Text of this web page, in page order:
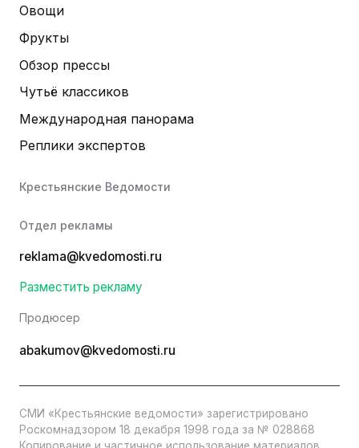
Овощи
Фрукты
Обзор прессы
Чутьё классиков
Международная панорама
Реплики экспертов
Крестьянские Ведомости
Отдел рекламы
reklama@kvedomosti.ru
Разместить рекламу
Продюсер
abakumov@kvedomosti.ru
СМИ «Крестьянские ведомости» зарегистрировано
Роскомнадзором 18 декабря 1998 года за № 028868